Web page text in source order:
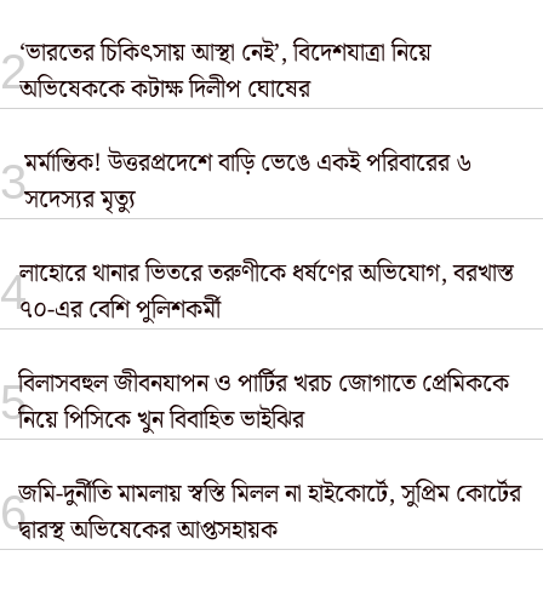
‘ভারতের চিকিৎসায় আস্থা নেই’, বিদেশযাত্রা নিয়ে
অভিষেককে কটাক্ষ দিলীপ ঘোষের
মর্মান্তিক! উত্তরপ্রদেশে বাড়ি ভেঙে একই পরিবারের ৬
সদেস্যর মৃত্যু
লাহোরে থানার ভিতরে তরুণীকে ধর্ষণের অভিযোগ, বরখাস্ত
৭০-এর বেশি পুলিশকর্মী
বিলাসবহুল জীবনযাপন ও পার্টির খরচ জোগাতে প্রেমিককে
নিয়ে পিসিকে খুন বিবাহিত ভাইঝির
জমি-দুর্নীতি মামলায় স্বস্তি মিলল না হাইকোর্টে, সুপ্রিম কোর্টের
দ্বারস্থ অভিষেকের আপ্তসহায়ক